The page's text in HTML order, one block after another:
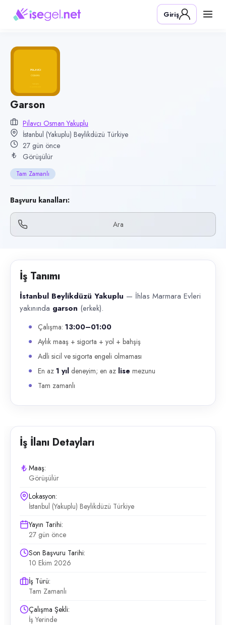
Pozisyon
Garson
Pilavcı Osman Yakuplu
Kategori
Yiyecek & İçecek (Restoran/Cafe)
Konum
Beylikdüzü, İstanbul (Yakuplu)
Çalışma şekli
Tam Zamanlı
Yayın tarihi
12 Temmuz 2026
Son geçerlilik
10 Ekim 2026
Başvuru kanalları
İlan açıklaması
Giriş
Garson
Pilavcı Osman Yakuplu
İstanbul (Yakuplu) Beylikdüzü Türkiye
27 gün önce
Görüşülür
Tam Zamanlı
Başvuru kanalları:
Ara
İş Tanımı
İstanbul Beylikdüzü Yakuplu — İhlas Marmara Evleri
yakınında garson (erkek).
Çalışma: 13:00–01:00
Aylık maaş + sigorta + yol + bahşiş
Adli sicil ve sigorta engeli olmaması
En az 1 yıl deneyim; en az lise mezunu
Tam zamanlı
İş İlanı Detayları
Maaş:
Görüşülür
Lokasyon:
İstanbul (Yakuplu) Beylikdüzü Türkiye
Yayın Tarihi:
27 gün önce
Son Başvuru Tarihi:
10 Ekim 2026
İş Türü:
Tam Zamanlı
Çalışma Şekli:
İş Yerinde